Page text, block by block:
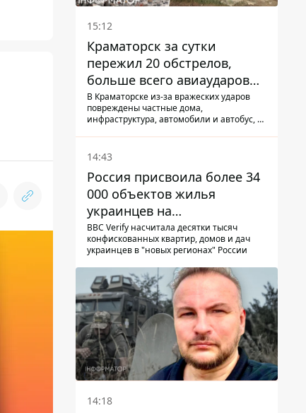
15:12
Краматорск за сутки
пережил 20 обстрелов,
больше всего авиаударов
КАБ-250
В Краматорске из-за вражеских ударов
повреждены частные дома,
инфраструктура, автомобили и автобус, а
14:43
Россия присвоила более 34
000 объектов жилья
украинцев на
оккупированных
территориях -
BBC Verify насчитала десятки тысяч
конфискованных квартир, домов и дач
украинцев в "новых регионах" России
14:18